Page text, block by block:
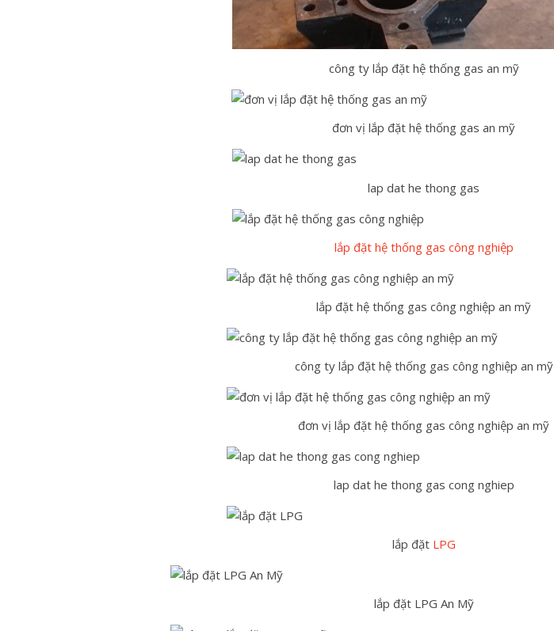
công ty lắp đặt hệ thống gas an mỹ
đơn vị lắp đặt hệ thống gas an mỹ
lap dat he thong gas
lắp đặt hệ thống gas công nghiệp
lắp đặt hệ thống gas công nghiệp an mỹ
công ty lắp đặt hệ thống gas công nghiệp an mỹ
đơn vị lắp đặt hệ thống gas công nghiệp an mỹ
lap dat he thong gas cong nghiep
lắp đặt LPG
lắp đặt LPG An Mỹ